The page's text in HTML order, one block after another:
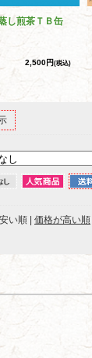
し煎茶ＴＢ缶
2,500円(税込)
い順 | 価格が高い順